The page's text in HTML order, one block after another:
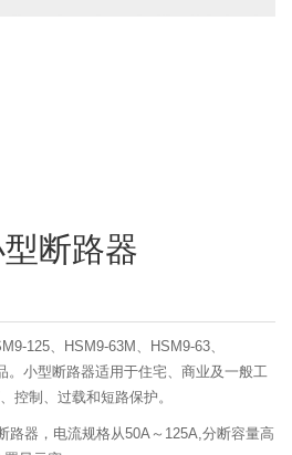
断路器
125、HSM9-63M、HSM9-63、
。小型断路器适用于住宅、商业及一般工
控制、过载和短路保护。
路器，电流规格从50A～125A,分断容量高